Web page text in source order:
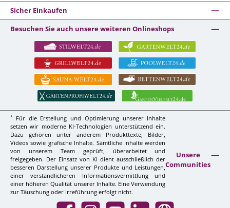
Sicher Einkaufen
Besuchen Sie auch unsere weiteren Onlineshops
*
Für die Erstellung und Optimierung unserer Inhalte
setzen wir moderne KI-Technologien unterstützend ein.
Dazu gehören unter anderem Produkttexte, Bilder,
Videos sowie grafische Inhalte. Sämtliche Inhalte werden
von unserem Team geprüft, überarbeitet und
freigegeben. Der Einsatz von KI dient ausschließlich der
besseren Darstellung unserer Produkte und Leistungen,
einer verständlicheren Informationsvermittlung und
einer höheren Qualität unserer Inhalte. Eine Verwendung
zur Täuschung oder Irreführung erfolgt nicht.
Unsere
Communities